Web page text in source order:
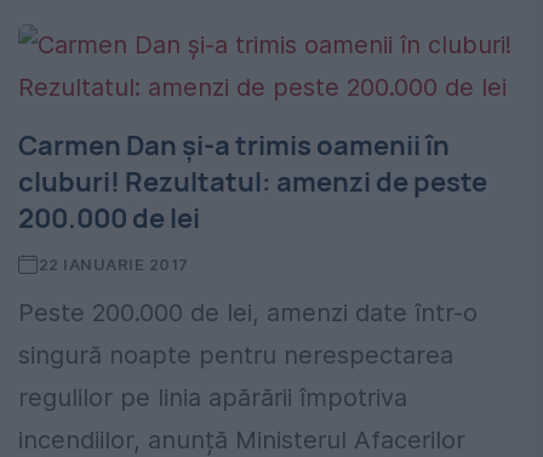
Carmen Dan și-a trimis oamenii în
cluburi! Rezultatul: amenzi de peste
200.000 de lei
22 IANUARIE 2017
Peste 200.000 de lei, amenzi date într-o
singură noapte pentru nerespectarea
regulilor pe linia apărării împotriva
incendiilor, anunță Ministerul Afacerilor